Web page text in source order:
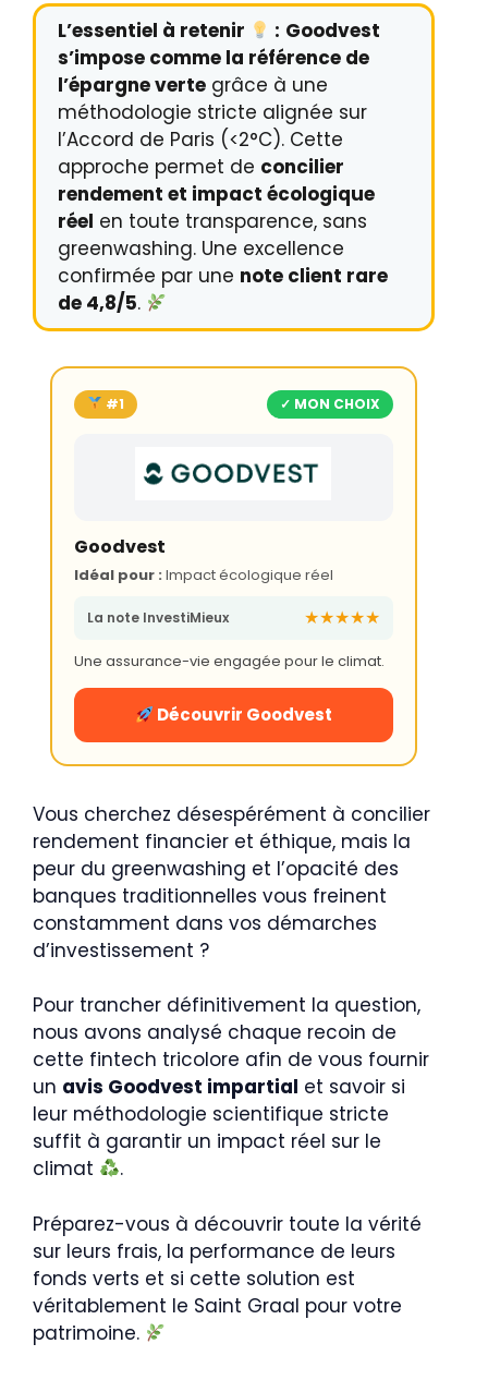
L’essentiel à retenir : Goodvest
s’impose comme la référence de
l’épargne verte grâce à une
méthodologie stricte alignée sur
l’Accord de Paris (<2°C). Cette
approche permet de concilier
rendement et impact écologique
réel en toute transparence, sans
greenwashing. Une excellence
confirmée par une note client rare
de 4,8/5.
#1 ✓ MON CHOIX
Goodvest
Idéal pour : Impact écologique réel
La note InvestiMieux ★★★★★
Une assurance-vie engagée pour le climat.
Découvrir Goodvest
Vous cherchez désespérément à concilier
rendement financier et éthique, mais la
peur du greenwashing et l’opacité des
banques traditionnelles vous freinent
constamment dans vos démarches
d’investissement ?
Pour trancher définitivement la question,
nous avons analysé chaque recoin de
cette fintech tricolore afin de vous fournir
un avis Goodvest impartial et savoir si
leur méthodologie scientifique stricte
suffit à garantir un impact réel sur le
climat
.
Préparez-vous à découvrir toute la vérité
sur leurs frais, la performance de leurs
fonds verts et si cette solution est
véritablement le Saint Graal pour votre
patrimoine.